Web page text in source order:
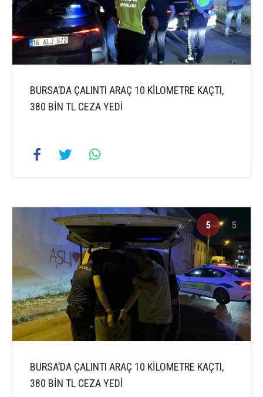
BURSA’DA ÇALINTI ARAÇ 10 KİLOMETRE KAÇTI,
380 BİN TL CEZA YEDİ
5 5
BURSA’DA ÇALINTI ARAÇ 10 KİLOMETRE KAÇTI,
380 BİN TL CEZA YEDİ